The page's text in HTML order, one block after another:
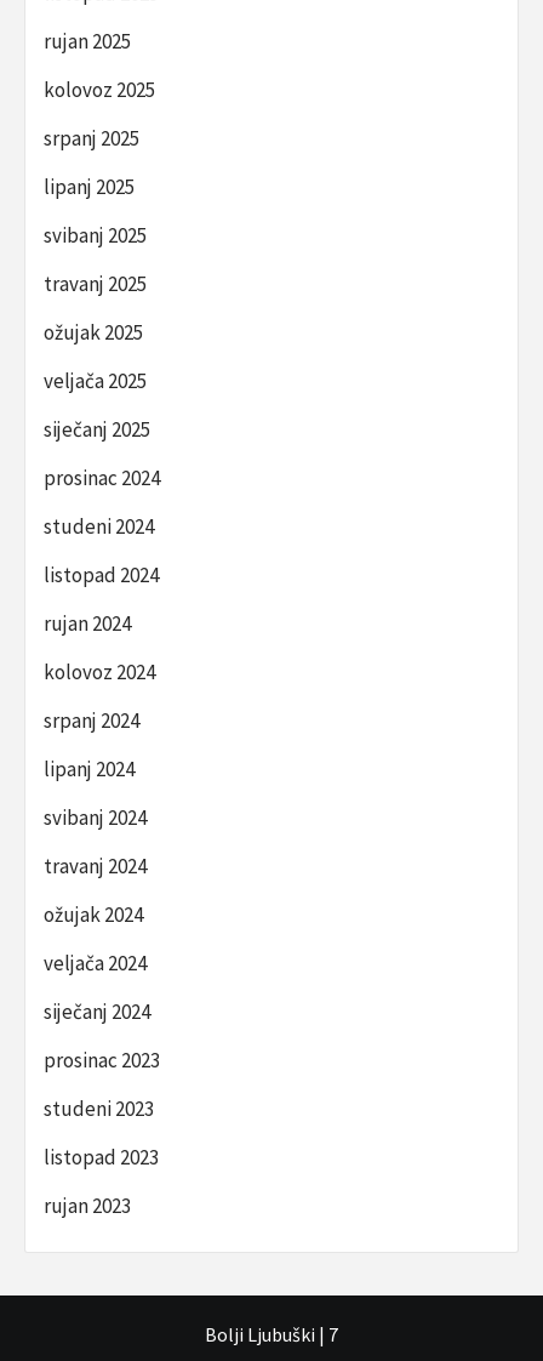
rujan 2025
kolovoz 2025
srpanj 2025
lipanj 2025
svibanj 2025
travanj 2025
ožujak 2025
veljača 2025
siječanj 2025
prosinac 2024
studeni 2024
listopad 2024
rujan 2024
kolovoz 2024
srpanj 2024
lipanj 2024
svibanj 2024
travanj 2024
ožujak 2024
veljača 2024
siječanj 2024
prosinac 2023
studeni 2023
listopad 2023
rujan 2023
Bolji Ljubuški | 7